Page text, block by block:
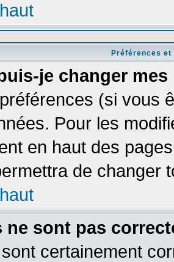
Préférences
je changer mes
(si vous
Pour les
en haut des
de changer
ne sont pas
certainement